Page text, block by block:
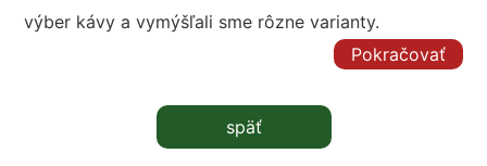
výber kávy a vymýšľali sme rôzne varianty.
Pokračovať
späť